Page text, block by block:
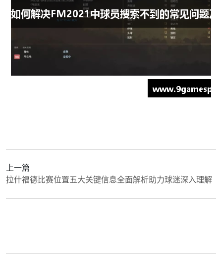
上一篇
拉什福德比赛位置五大关键信息全面解析助力球迷深入理解